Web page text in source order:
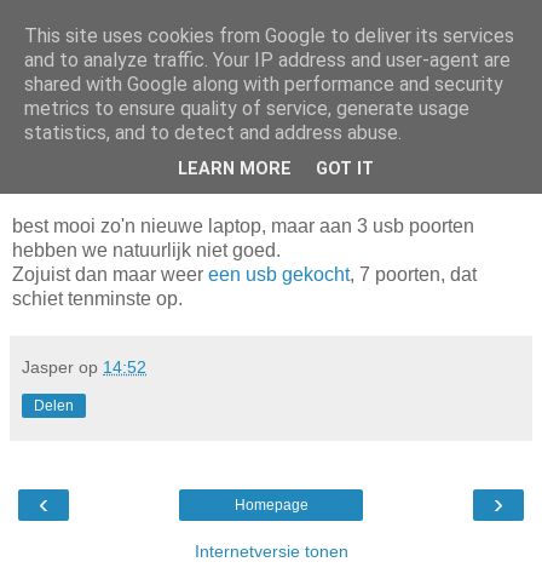
Da_Blog
You don't put a bumpersticker on a Bentley
vrijdag, januari 21, 2011
best mooi zo'n nieuwe laptop, maar aan 3 usb poorten
hebben we natuurlijk niet goed.
Zojuist dan maar weer een usb gekocht, 7 poorten, dat
schiet tenminste op.
Jasper op 14:52
Delen
‹ ›
Homepage
Internetversie tonen
This site uses cookies from Google to deliver its services
and to analyze traffic. Your IP address and user-agent are
shared with Google along with performance and security
metrics to ensure quality of service, generate usage
statistics, and to detect and address abuse.
LEARN MORE GOT IT